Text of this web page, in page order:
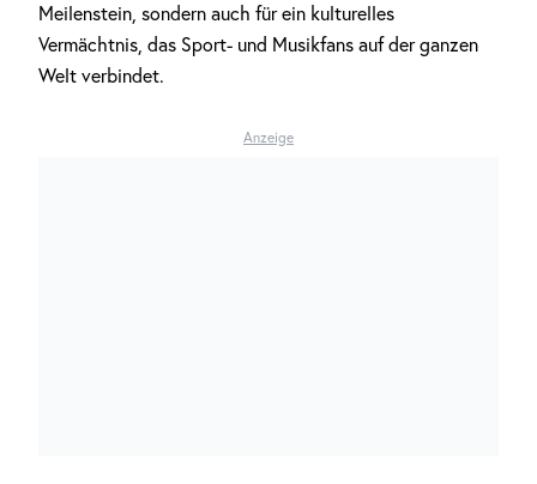
Meilenstein, sondern auch für ein kulturelles
Vermächtnis, das Sport- und Musikfans auf der ganzen
Welt verbindet.
Anzeige